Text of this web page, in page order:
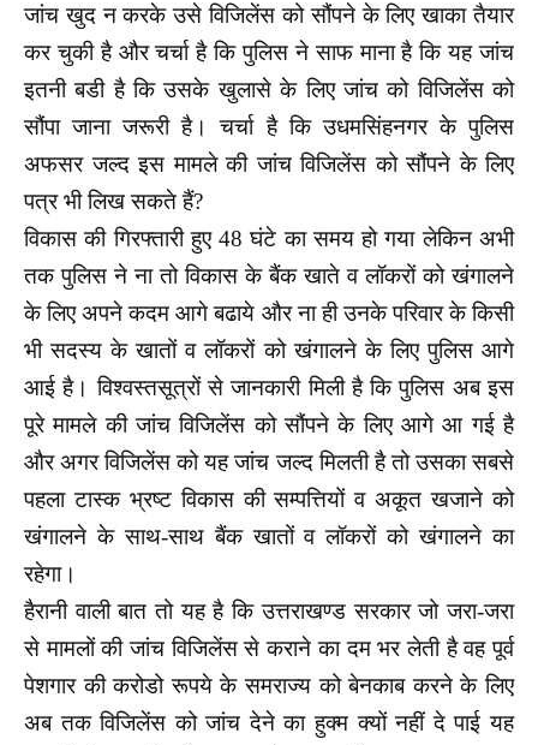
जांच खुद न करके उसे विजिलेंस को सौंपने के लिए खाका तैयार
कर चुकी है और चर्चा है कि पुलिस ने साफ माना है कि यह जांच
इतनी बडी है कि उसके खुलासे के लिए जांच को विजिलेंस को
सौंपा जाना जरूरी है। चर्चा है कि उधमसिंहनगर के पुलिस
अफसर जल्द इस मामले की जांच विजिलेंस को सौंपने के लिए
पत्र भी लिख सकते हैं?
विकास की गिरफ्तारी हुए 48 घंटे का समय हो गया लेकिन अभी
तक पुलिस ने ना तो विकास के बैंक खाते व लॉकरों को खंगालने
के लिए अपने कदम आगे बढाये और ना ही उनके परिवार के किसी
भी सदस्य के खातों व लॉकरों को खंगालने के लिए पुलिस आगे
आई है। विश्वस्तसूत्रों से जानकारी मिली है कि पुलिस अब इस
पूरे मामले की जांच विजिलेंस को सौंपने के लिए आगे आ गई है
और अगर विजिलेंस को यह जांच जल्द मिलती है तो उसका सबसे
पहला टास्क भ्रष्ट विकास की सम्पत्तियों व अकूत खजाने को
खंगालने के साथ-साथ बैंक खातों व लॉकरों को खंगालने का
रहेगा।
हैरानी वाली बात तो यह है कि उत्तराखण्ड सरकार जो जरा-जरा
से मामलों की जांच विजिलेंस से कराने का दम भर लेती है वह पूर्व
पेशगार की करोडो रूपये के समराज्य को बेनकाब करने के लिए
अब तक विजिलेंस को जांच देने का हुक्म क्यों नहीं दे पाई यह